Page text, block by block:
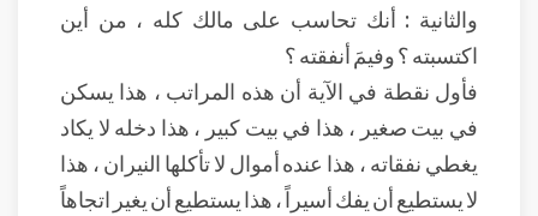
والثانية : أنك تحاسب على مالك كله ، من أين
اكتسبته ؟ وفيمَ أنفقته ؟
فأول نقطة في الآية أن هذه المراتب ، هذا يسكن
في بيت صغير ، هذا في بيت كبير ، هذا دخله لا يكاد
يغطي نفقاته ، هذا عنده أموال لا تأكلها النيران ، هذا
لا يستطيع أن يفك أسيراً ، هذا يستطيع أن يغير اتجاهاً